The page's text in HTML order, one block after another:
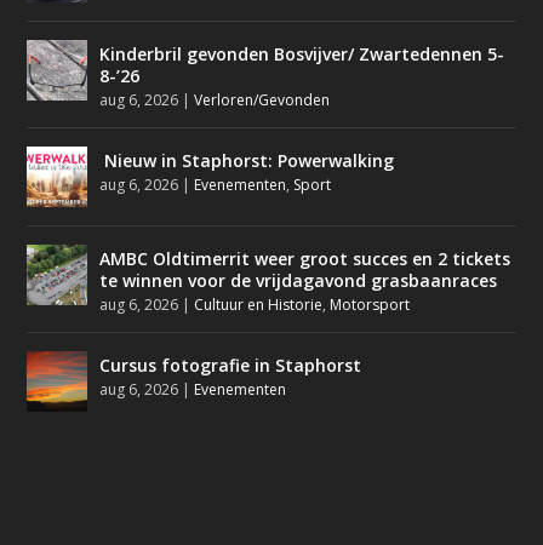
Kinderbril gevonden Bosvijver/ Zwartedennen 5-
8-’26
aug 6, 2026 |Verloren/Gevonden
Nieuw in Staphorst: Powerwalking
aug 6, 2026 | Evenementen, Sport
AMBC Oldtimerrit weer groot succes en 2 tickets
te winnen voor de vrijdagavond grasbaanraces
aug 6, 2026 | Cultuur en Historie, Motorsport
Cursus fotografie in Staphorst
aug 6, 2026 | Evenementen